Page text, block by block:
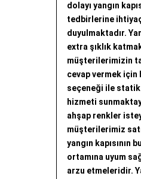
dolayı yangın
tedbirlerine
duyulmaktadır.
extra şıklık
müşterilerimizin
cevap vermek
seçeneği ile statik
hizmeti
ahşap renkler
müşterilerimiz
yangın kapısının
ortamına uyum
arzu etmeleridir.